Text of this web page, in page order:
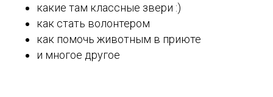
какие там классные звери :)
как стать волонтером
как помочь животным в приюте
и многое другое